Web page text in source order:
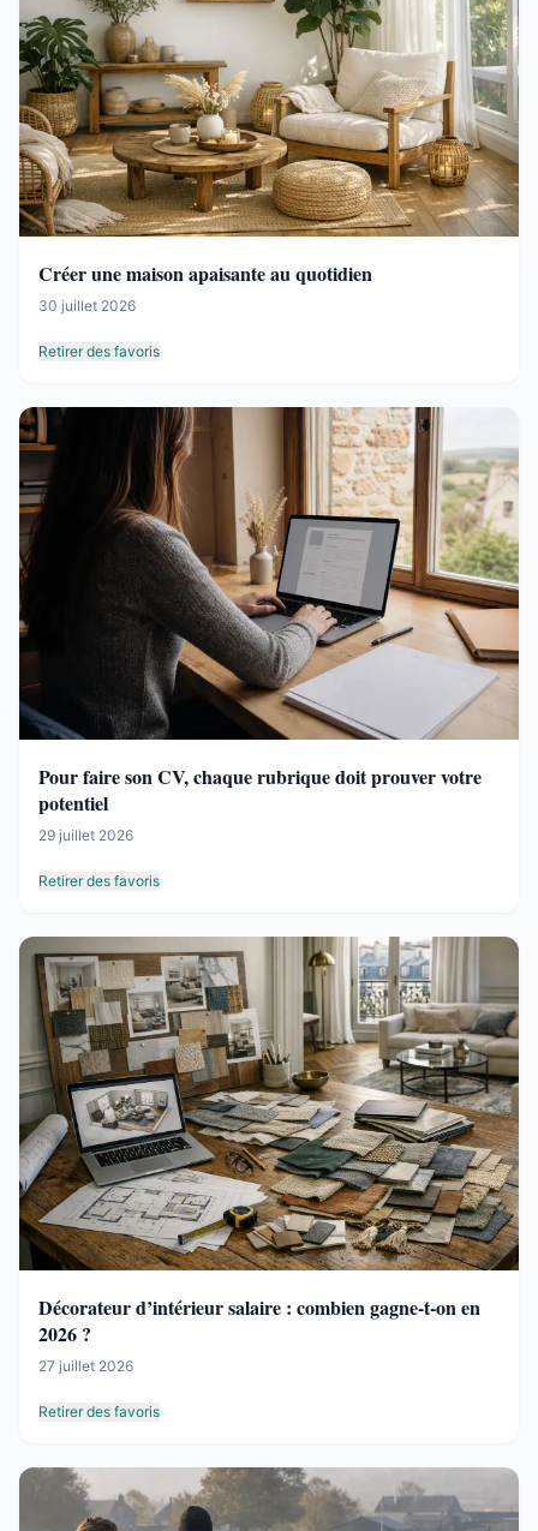
Créer une maison apaisante au quotidien
30 juillet 2026
Retirer des favoris
Pour faire son CV, chaque rubrique doit prouver votre
potentiel
29 juillet 2026
Retirer des favoris
Décorateur d’intérieur salaire : combien gagne-t-on en
2026 ?
27 juillet 2026
Retirer des favoris